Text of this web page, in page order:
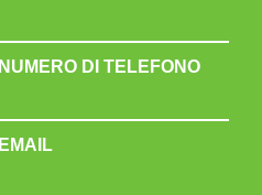
NUMERO DI TELEFONO
EMAIL